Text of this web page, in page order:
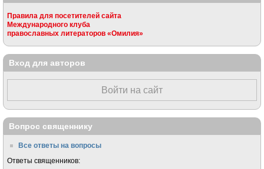
Правила для посетителей сайта
Международного клуба
православных литераторов «Омилия»
Вход для авторов
Войти на сайт
Вопрос священнику
Все ответы на вопросы
Ответы священников: